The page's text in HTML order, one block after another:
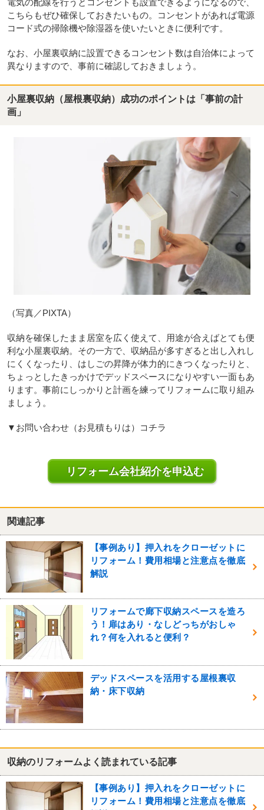
電気の配線を行うとコンセントも設置できるようになるので、
こちらもぜひ確保しておきたいもの。コンセントがあれば電源
コード式の掃除機や除湿器を使いたいときに便利です。
なお、小屋裏収納に設置できるコンセント数は自治体によって
異なりますので、事前に確認しておきましょう。
小屋裏収納（屋根裏収納）成功のポイントは「事前の計
画」
（写真／PIXTA）
収納を確保したまま居室を広く使えて、用途が合えばとても便
利な小屋裏収納。その一方で、収納品が多すぎると出し入れし
にくくなったり、はしごの昇降が体力的にきつくなったりと、
ちょっとしたきっかけでデッドスペースになりやすい一面もあ
ります。事前にしっかりと計画を練ってリフォームに取り組み
ましょう。
▼お問い合わせ（お見積もりは）コチラ
リフォーム会社紹介を申込む
関連記事
【事例あり】押入れをクローゼットに
リフォーム！費用相場と注意点を徹底
解説
リフォームで廊下収納スペースを造ろ
う！扉はあり・なしどっちがおしゃ
れ？何を入れると便利？
デッドスペースを活用する屋根裏収
納・床下収納
収納のリフォームよく読まれている記事
【事例あり】押入れをクローゼットに
リフォーム！費用相場と注意点を徹底